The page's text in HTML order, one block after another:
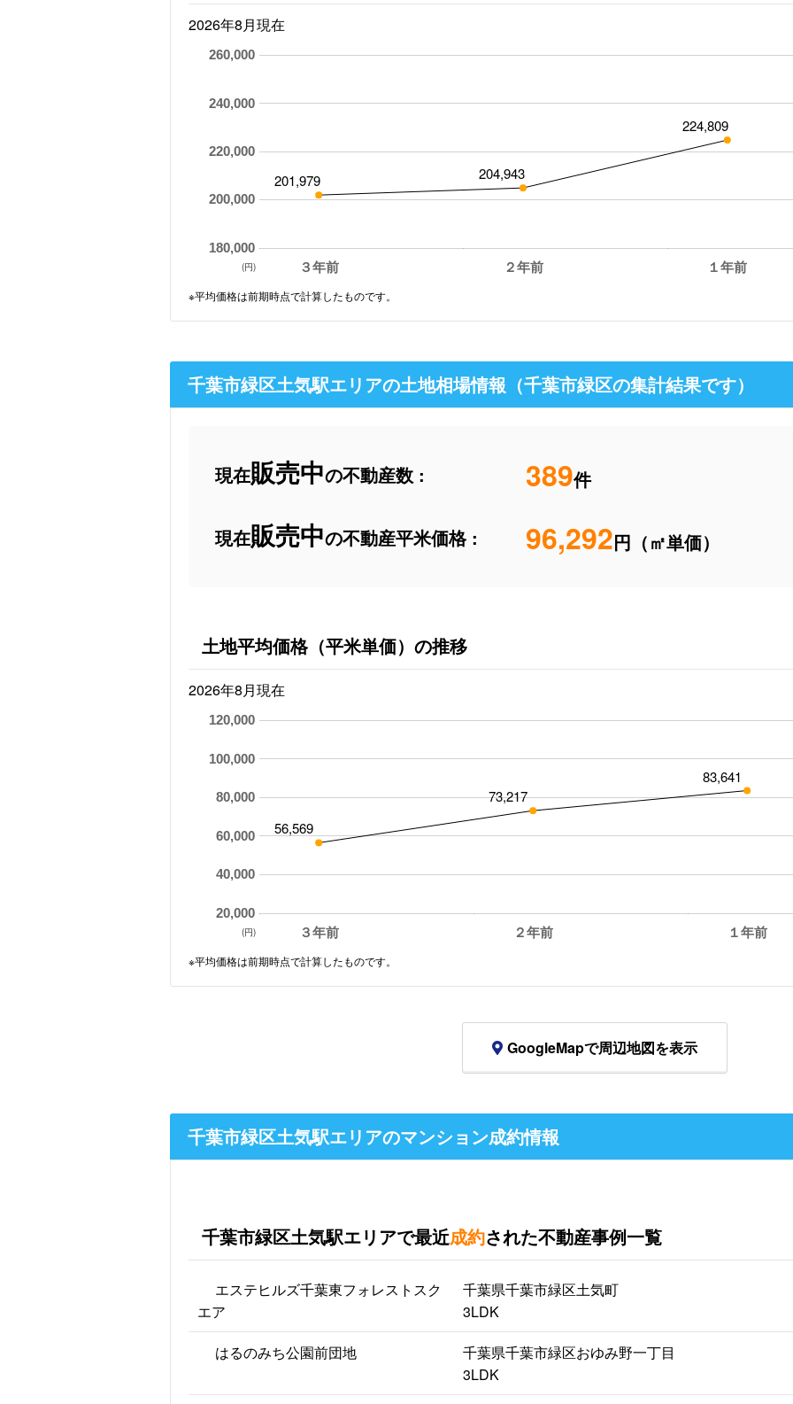
2026年8月現在
３年前 ２年前 １年前
180,000
200,000
220,000
240,000
260,000
201,979 204,943
224,809
(円)
※平均価格は前期時点で計算したものです。
千葉市緑区土気駅エリアの土地相場情報（千葉市緑区の集計結果です）
現在販売中の不動産数 : 389件
現在販売中の不動産平米価格 : 96,292円（㎡単価）
土地平均価格（平米単価）の推移
2026年8月現在
３年前 ２年前 １年前
20,000
40,000
60,000
80,000
100,000
120,000
56,569
73,217
83,641
(円)
※平均価格は前期時点で計算したものです。
GoogleMapで周辺地図を表示
千葉市緑区土気駅エリアのマンション成約情報
千葉市緑区土気駅エリアで最近成約された不動産事例一覧
エステヒルズ千葉東フォレストスク
エア
千葉県千葉市緑区土気町
3LDK
はるのみち公園前団地
千葉県千葉市緑区おゆみ野一丁目
3LDK